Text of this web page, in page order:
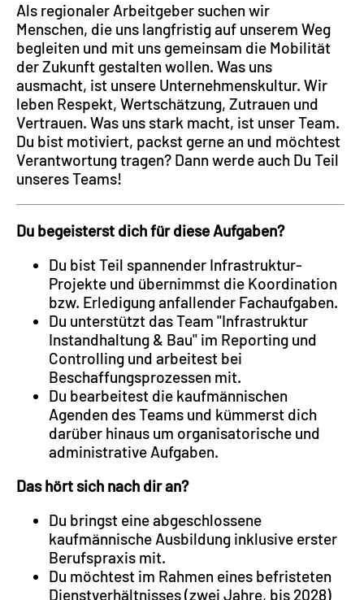
Als regionaler Arbeitgeber suchen wir
Menschen, die uns langfristig auf unserem Weg
begleiten und mit uns gemeinsam die Mobilität
der Zukunft gestalten wollen. Was uns
ausmacht, ist unsere Unternehmenskultur. Wir
leben Respekt, Wertschätzung, Zutrauen und
Vertrauen. Was uns stark macht, ist unser Team.
Du bist motiviert, packst gerne an und möchtest
Verantwortung tragen? Dann werde auch Du Teil
unseres Teams!
Du begeisterst dich für diese Aufgaben?
Du bist Teil spannender Infrastruktur-
Projekte und übernimmst die Koordination
bzw. Erledigung anfallender Fachaufgaben.
Du unterstützt das Team "Infrastruktur
Instandhaltung & Bau" im Reporting und
Controlling und arbeitest bei
Beschaffungsprozessen mit.
Du bearbeitest die kaufmännischen
Agenden des Teams und kümmerst dich
darüber hinaus um organisatorische und
administrative Aufgaben.
Das hört sich nach dir an?
Du bringst eine abgeschlossene
kaufmännische Ausbildung inklusive erster
Berufspraxis mit.
Du möchtest im Rahmen eines befristeten
Dienstverhältnisses (zwei Jahre, bis 2028)